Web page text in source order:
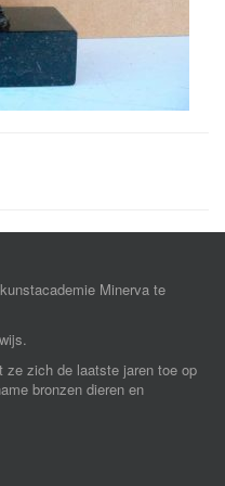
Minerva te
ze zich de laatste jaren toe op
bronzen dieren en